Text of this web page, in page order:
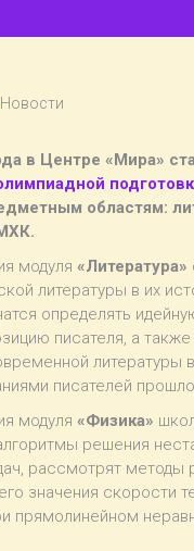
Новости
в Центре «Мира»
областям:
модуля«Литература»
литературы в их
определять
писателя, а также
литературы
писателей
модуля«Физика»
решения
рассмотрят методы
значения скорости
прямолинейном